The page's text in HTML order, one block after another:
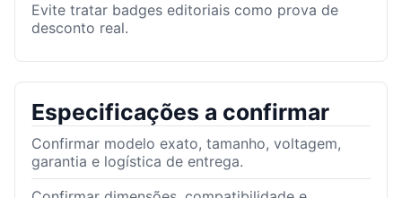
Evite tratar badges editoriais como prova de
desconto real.
Especificações a confirmar
Confirmar modelo exato, tamanho, voltagem,
garantia e logística de entrega.